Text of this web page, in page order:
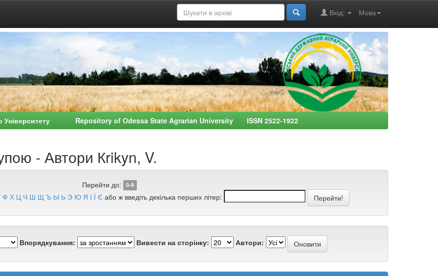
Мова
Вхід:
Університету Repository of Odessa State Agrarian University ISSN 2522-1922
- Автори Кrikyn, V.
Перейти до: 0-9
Ф Х Ц Ч Ш Щ Ъ Ы Ь Э Ю Я І Ї Є або ж введіть декілька перших літер:
Впорядкування: Вивести на сторінку: Автори: